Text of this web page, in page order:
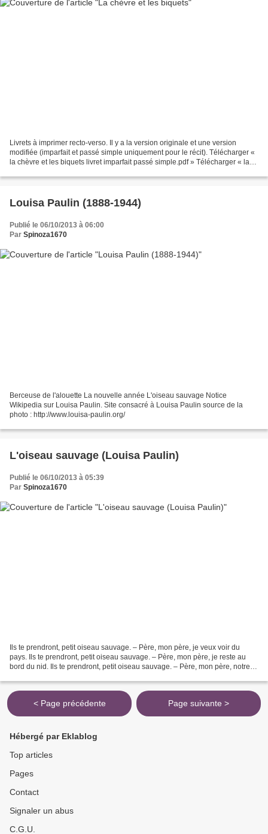
Livrets à imprimer recto-verso. Il y a la version originale et une version
modifiée (imparfait et passé simple uniquement pour le récit). Télécharger «
la chèvre et les biquets livret imparfait passé simple.pdf » Télécharger « la
Louisa Paulin (1888-1944)
Publié le 06/10/2013 à 06:00
Par Spinoza1670
Berceuse de l'alouette La nouvelle année L'oiseau sauvage Notice
Wikipedia sur Louisa Paulin. Site consacré à Louisa Paulin source de la
photo : http://www.louisa-paulin.org/
L'oiseau sauvage (Louisa Paulin)
Publié le 06/10/2013 à 05:39
Par Spinoza1670
Ils te prendront, petit oiseau sauvage. – Père, mon père, je veux voir du
pays. Ils te prendront, petit oiseau sauvage. – Père, mon père, je reste au
bord du nid. Ils te prendront, petit oiseau sauvage. – Père, mon père, notre
< Page précédente Page suivante >
Hébergé par Eklablog
Top articles
Pages
Contact
Signaler un abus
C.G.U.